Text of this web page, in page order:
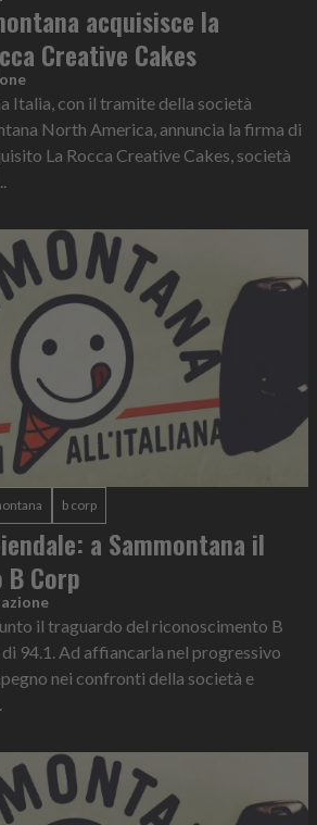
acquisisce la
Creative Cakes
Italia, con il tramite della società
North America, annuncia la firma di
La Rocca Creative Cakes, società
b corp
a Sammontana il
Corp
il traguardo del riconoscimento B
94.1. Ad affiancarla nel progressivo
nei confronti della società e